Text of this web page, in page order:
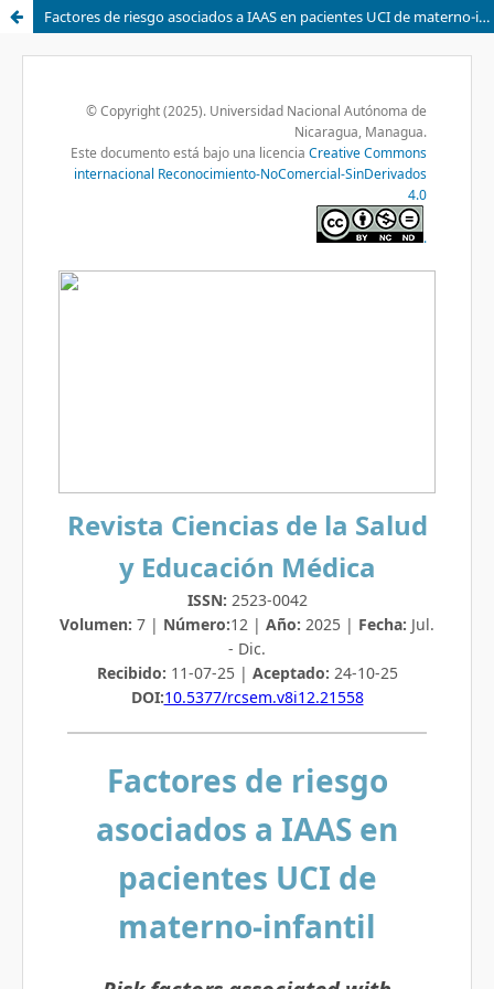
Factores de riesgo asociados a IAAS en pacientes UCI de materno-infantil